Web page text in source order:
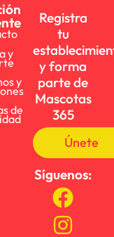
y
y
de
Registra
tu
y forma
parte de
Mascotas
365
Únete
Síguenos: